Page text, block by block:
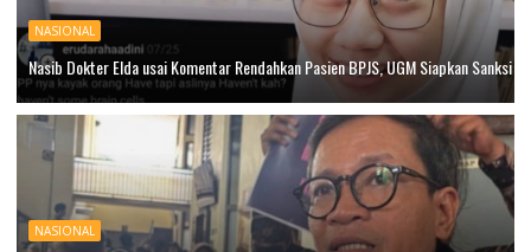
NASIONAL
Nasib Dokter Elda usai Komentar Rendahkan Pasien BPJS, UGM Siapkan Sanksi
NASIONAL